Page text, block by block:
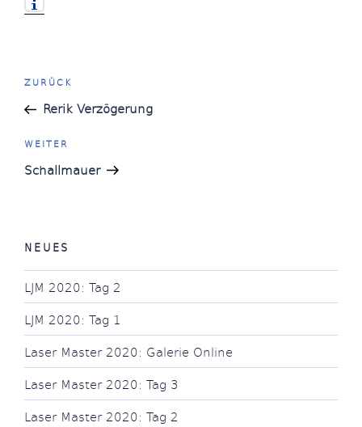
Beitragsnavigation
Vorheriger
Beitrag
ZURÜCK
Rerik Verzögerung
Nächster
Beitrag
WEITER
Schallmauer
NEUES
LJM 2020: Tag 2
LJM 2020: Tag 1
Laser Master 2020: Galerie Online
Laser Master 2020: Tag 3
Laser Master 2020: Tag 2